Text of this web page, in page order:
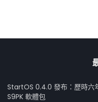
StartOS 0.4.0 發布：歷時六
S9PK 軟體包